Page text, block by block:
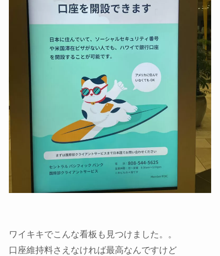
ワイキキでこんな看板も見つけました。。
口座維持料さえなければ最高なんですけど